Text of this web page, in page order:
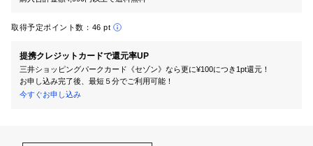
取得予定ポイント数： 46 pt
提携クレジットカードで還元率UP
三井ショッピングパークカード《セゾン》なら更に¥100につき1pt還元！
お申し込み完了後、最短５分でご利用可能！
今すぐお申し込み